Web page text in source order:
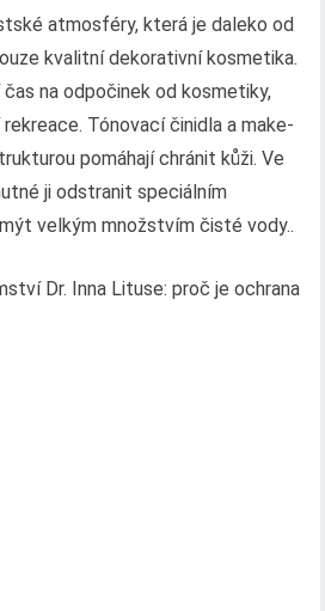
atmosféry, která je daleko od
kvalitní dekorativní kosmetika.
na odpočinek od kosmetiky,
Tónovací činidla a make-
pomáhají chránit kůži. Ve
ji odstranit speciálním
velkým množstvím čisté vody..
Dr. Inna Lituse: proč je ochrana